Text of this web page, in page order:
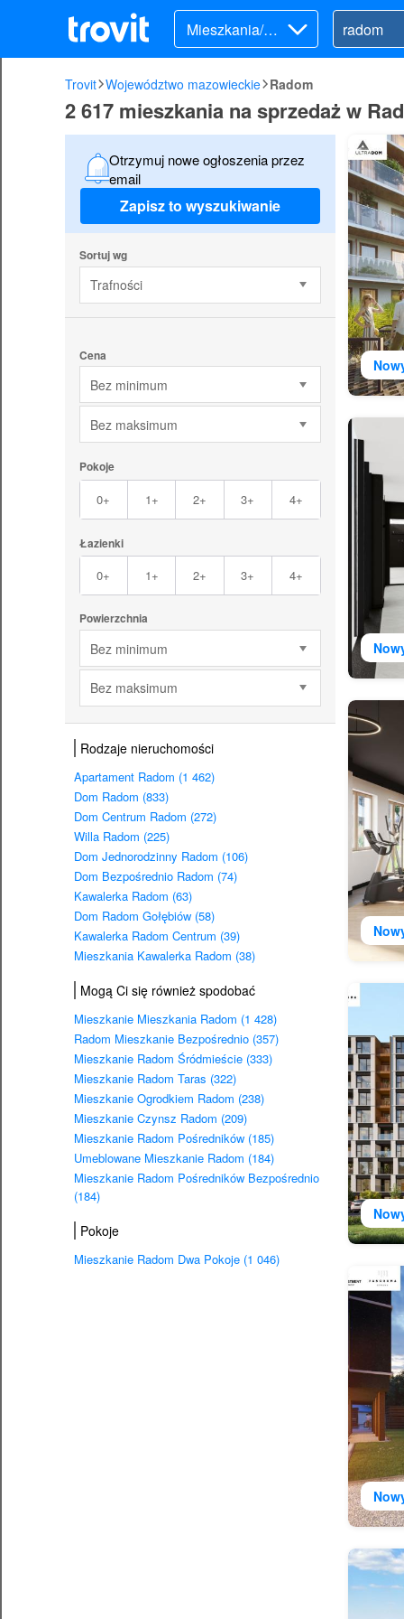
Mieszkania/Do
my (sprzedaż)
Trovit Województwo mazowieckie Radom
2 617 mieszkania na sprzedaż w
Otrzymuj nowe ogłoszenia przez
email
Zapisz to wyszukiwanie
Sortuj wg
Trafności
Cena
Bez minimum
Bez maksimum
Pokoje
0+ 1+ 2+ 3+ 4+
Łazienki
0+ 1+ 2+ 3+ 4+
Powierzchnia
Bez minimum
Bez maksimum
Rodzaje nieruchomości
Apartament Radom (1 462)
Dom Radom (833)
Dom Centrum Radom (272)
Willa Radom (225)
Dom Jednorodzinny Radom (106)
Dom Bezpośrednio Radom (74)
Kawalerka Radom (63)
Dom Radom Gołębiów (58)
Kawalerka Radom Centrum (39)
Mieszkania Kawalerka Radom (38)
Mogą Ci się również spodobać
Mieszkanie Mieszkania Radom (1 428)
Radom Mieszkanie Bezpośrednio (357)
Mieszkanie Radom Śródmieście (333)
Mieszkanie Radom Taras (322)
Mieszkanie Ogrodkiem Radom (238)
Mieszkanie Czynsz Radom (209)
Mieszkanie Radom Pośredników (185)
Umeblowane Mieszkanie Radom (184)
Mieszkanie Radom Pośredników Bezpośrednio
(184)
Pokoje
Mieszkanie Radom Dwa Pokoje (1 046)